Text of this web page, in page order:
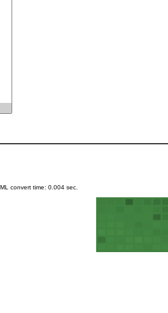
convert time: 0.004 sec.